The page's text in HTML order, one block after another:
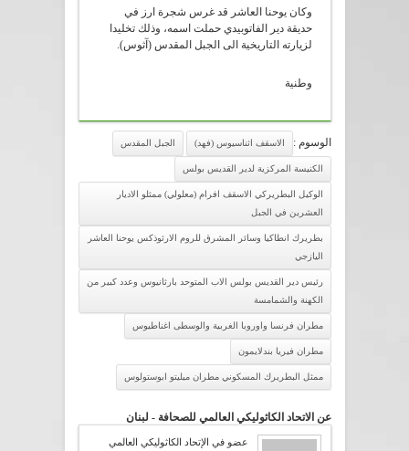
وكان يوحنا العاشر قد غرس شجرة ارز في
حديقة دير الفاتوبيدي حملت اسمه، وذلك تخليدا
لزيارته التاريخية الى الجبل المقدس (آثوس).
وطنية
الوسوم : الاسقف اثناسيوس (فهد) الجبل المقدس
الكنيسة المركزية لدير القديس بولس
الوكيل البطريركي الاسقف افرام (معلولي) ممثلو الاديار
العشرين في الجبل
بطريرك انطاكيا وسائر المشرق للروم الارثوذكس يوحنا العاشر
اليازجي
رئيس دير القديس بولس الاب المتوحد بارثانيوس وعدد كبير من
الكهنة والشمامسة
مطران فرنسا واوروبا الغربية والوسطى اغناطيوس
مطران فيريا بندلايمون
ممثل البطريرك المسكوني مطران ميليتو ابوستولوس
عن الاتحاد الكاثوليكي العالمي للصحافة - لبنان
عضو في الإتحاد الكاثوليكي العالمي